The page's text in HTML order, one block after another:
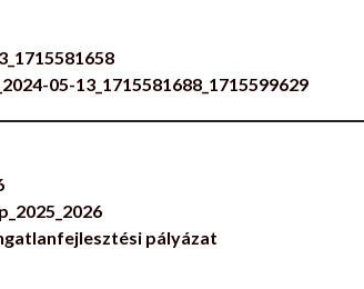
05-13_1715581688_1715599629
pályázat